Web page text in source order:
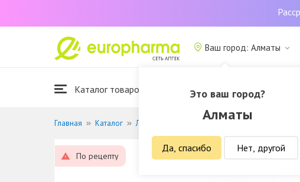
Ваш город: Алматы
Это ваш город?
Алматы
Да, спасибо Нет, другой
Каталог товаров
Главная Каталог Лекарственные средства
По рецепту